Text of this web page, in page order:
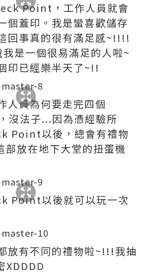
Point，工作人員就會
個蓋印。我是蠻喜歡儲存
回事真的很有滿足感~!!!!
是一個很易滿足的人啦~
印已經樂半天了~!!
人員為何要走完四個
沒法子...因為憑經驗所
Point以後，總會有禮物
放在地下大堂的扭蛋機
Point以後就可以玩一次
放有不同的禮物啦~!!!我抽
XDDDD